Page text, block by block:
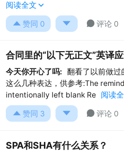
阅读全文 
 赞同 0   评论 0
合同里的“以下无正文”英译
今天你开心了吗: 翻看了以前做过
这么几种表达，供参考:The
intentionally left blank Re 阅读
 赞同 3   评论 0
SPA和SHA有什么关系？